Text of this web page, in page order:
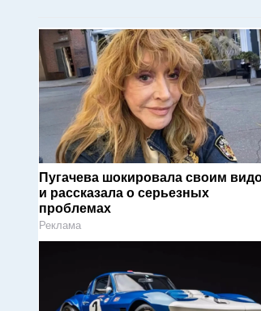
Пугачева шокировала своим
и рассказала о серьезных
проблемах
Реклама